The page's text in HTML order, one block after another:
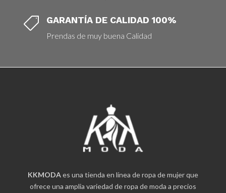
 GARANTÍA DE CALIDAD 100%
Prendas de muy buena Calidad
KKMODAes una tienda en línea de ropa de mujer que
ofrece una amplia variedad de ropa de moda a precios